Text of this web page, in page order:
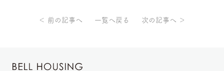
＜ 前の記事へ 一覧へ戻る 次の記事へ ＞